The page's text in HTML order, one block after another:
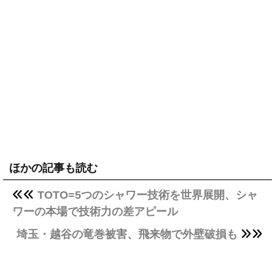
ほかの記事も読む
TOTO=5つのシャワー技術を世界展開、シャ
ワーの本場で技術力の差アピール
埼玉・越谷の竜巻被害、飛来物で外壁破損も